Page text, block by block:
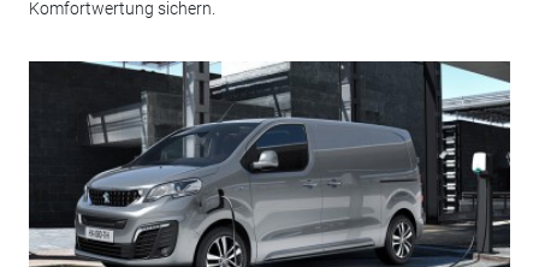
Komfortwertung sichern.